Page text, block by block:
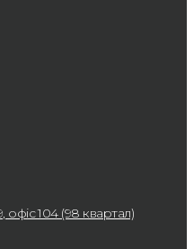
офіс 104 (98 квартал)